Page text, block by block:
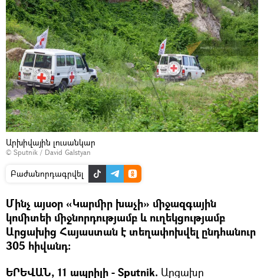
Արխիվային լուսանկար
© Sputnik / David Galstyan
Բաժանորդագրվել
Մինչ այսօր «Կարմիր խաչի» միջազգային
կոմիտեի միջնորդությամբ և ուղեկցությամբ
Արցախից Հայաստան է տեղափոխվել ընդհանուր
305 հիվանդ։
ԵՐԵՎԱՆ, 11 ապրիլի - Sputnik. Արցախը